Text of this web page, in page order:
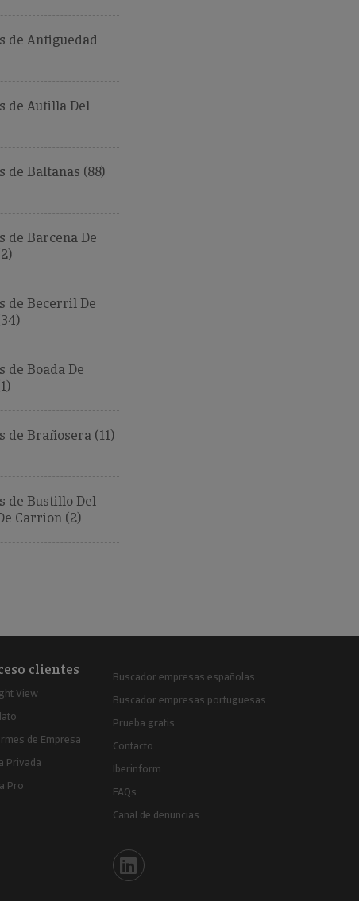
de Antiguedad
de Autilla Del
de Baltanas (88)
de Barcena De
de Becerril De
de Boada De
de Brañosera (11)
de Bustillo Del
Carrion (2)
clientes
View
de Empresa
Privada
Pro
Buscador empresas españolas
Buscador empresas portuguesas
Prueba gratis
Contacto
Iberinform
FAQs
Canal de denuncias
Iberinform en Linkedin